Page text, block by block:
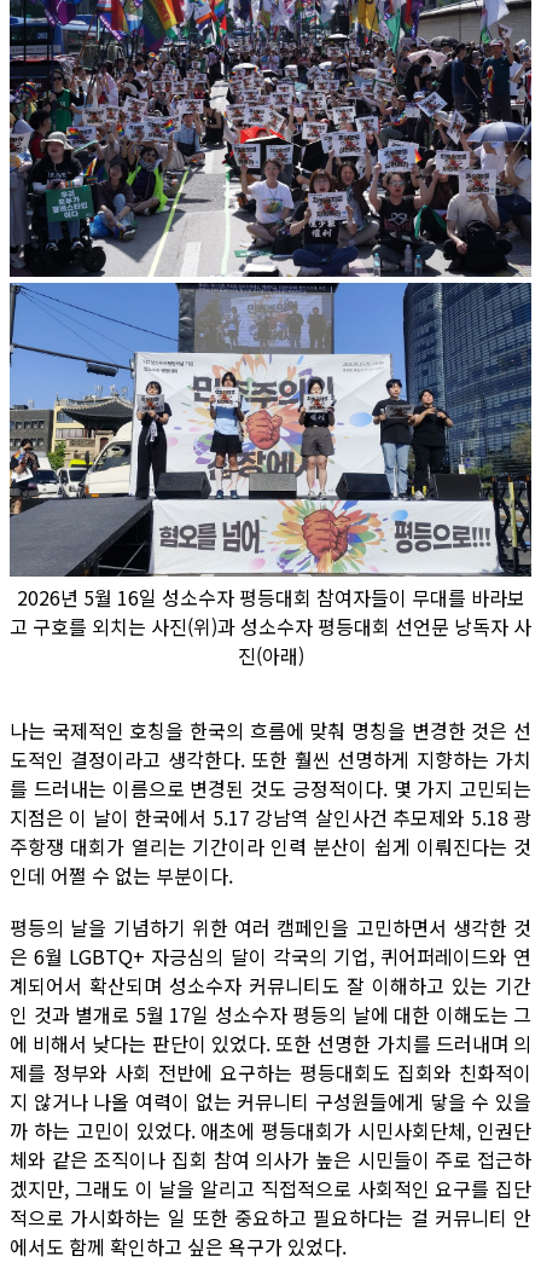
2026년 5월 16일 성소수자 평등대회 참여자들이 무대를 바라보
고 구호를 외치는 사진(위)과 성소수자 평등대회 선언문 낭독자 사
진(아래)
나는 국제적인 호칭을 한국의 흐름에 맞춰 명칭을 변경한 것은 선
도적인 결정이라고 생각한다. 또한 훨씬 선명하게 지향하는 가치
를 드러내는 이름으로 변경된 것도 긍정적이다. 몇 가지 고민되는
지점은 이 날이 한국에서 5.17 강남역 살인사건 추모제와 5.18 광
주항쟁 대회가 열리는 기간이라 인력 분산이 쉽게 이뤄진다는 것
인데 어쩔 수 없는 부분이다.
평등의 날을 기념하기 위한 여러 캠페인을 고민하면서 생각한 것
은 6월 LGBTQ+ 자긍심의 달이 각국의 기업, 퀴어퍼레이드와 연
계되어서 확산되며 성소수자 커뮤니티도 잘 이해하고 있는 기간
인 것과 별개로 5월 17일 성소수자 평등의 날에 대한 이해도는 그
에 비해서 낮다는 판단이 있었다. 또한 선명한 가치를 드러내며 의
제를 정부와 사회 전반에 요구하는 평등대회도 집회와 친화적이
지 않거나 나올 여력이 없는 커뮤니티 구성원들에게 닿을 수 있을
까 하는 고민이 있었다. 애초에 평등대회가 시민사회단체, 인권단
체와 같은 조직이나 집회 참여 의사가 높은 시민들이 주로 접근하
겠지만, 그래도 이 날을 알리고 직접적으로 사회적인 요구를 집단
적으로 가시화하는 일 또한 중요하고 필요하다는 걸 커뮤니티 안
에서도 함께 확인하고 싶은 욕구가 있었다.